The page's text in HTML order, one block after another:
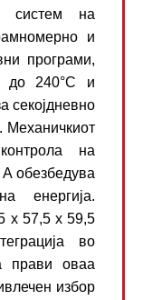
систем на
и
програми,
до 240°C и
секојдневно
Механичкиот
на
А обезбедува
енергија.
x 57,5 ​​x 59,5
во
прави оваа
избор